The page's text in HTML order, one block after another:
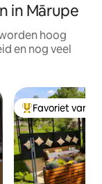
in Mārupe
hoog
en nog veel
Topfavoriet van
Favoriet van